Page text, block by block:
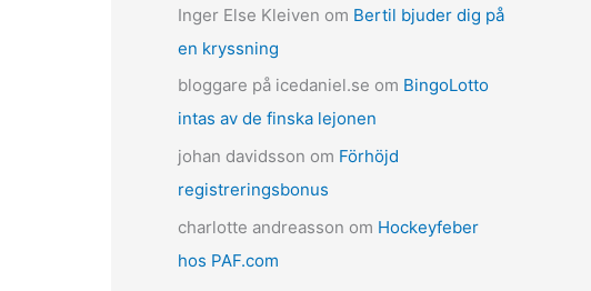
Inger Else Kleiven om Bertil bjuder dig på
en kryssning
bloggare på icedaniel.se om BingoLotto
intas av de finska lejonen
johan davidsson om Förhöjd
registreringsbonus
charlotte andreasson om Hockeyfeber
hos PAF.com